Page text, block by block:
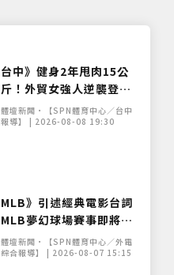
台中》健身2年甩肉15公
斤！外貿女強人逆襲登台
展堅實體態 World Gym
盛事移師台中開戰
體壇新聞•【SPN體育中心／台中
報導】 | 2026-08-08 19:30
MLB》引述經典電影台詞
MLB夢幻球場賽事即將重
返玉米田
體壇新聞•【SPN體育中心／外電
綜合報導】 | 2026-08-07 15:15